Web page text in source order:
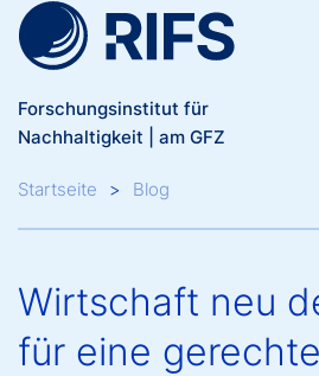
Direkt zum Inhalt
Forschungsinstitut für
Nachhaltigkeit | am GFZ
Breadcrumb
Startseite Blog
Wirtschaft neu
für eine